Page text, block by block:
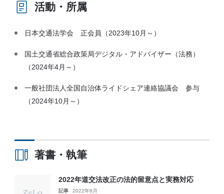
活動・所属
日本交通法学会 正会員（2023年10月～）
国土交通省総合政策局デジタル・アドバイザー（法務）
（2024年4月～）
一般社団法人全国自治体ライドシェア連絡協議会 参与
（2024年10月～）
著書・執筆
2022年道交法改正の法的留意点と実務対応
記事 2022年8月